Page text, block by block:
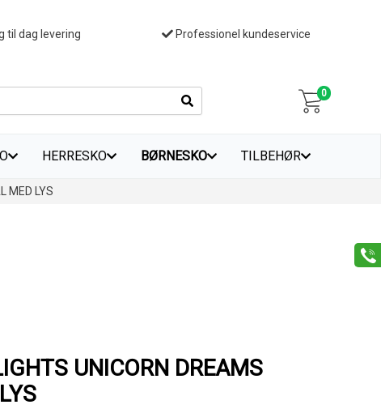
UNICORN DREAMS
HERRESKO BØRNESKO TILBEHØR
0
til dag levering Professionel kundeservice
MED LYS